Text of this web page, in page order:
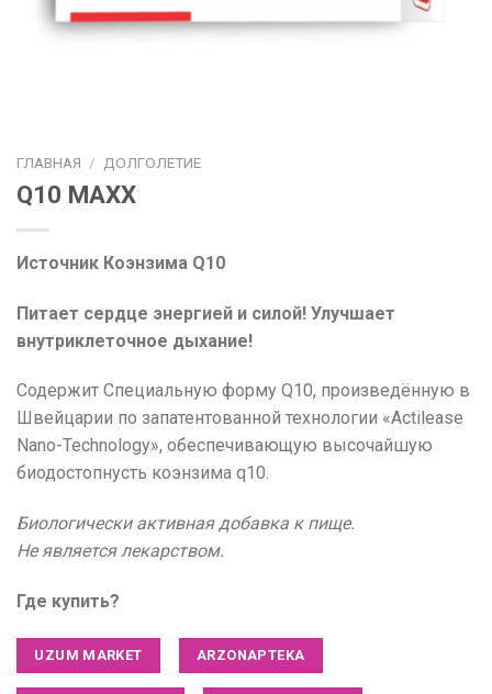
ГЛАВНАЯ / ДОЛГОЛЕТИЕ
Q10 MAXX
Источник Коэнзима Q10
Питает сердце энергией и силой! Улучшает
внутриклеточное дыхание!
Содержит Специальную форму Q10, произведённую в
Швейцарии по запатентованной технологии «Actilease
Nano-Technology», обеспечивающую высочайшую
биодостопнусть коэнзима q10.
Биологически активная добавка к пище.
Не является лекарством.
Где купить?
UZUM MARKET ARZONAPTEKA